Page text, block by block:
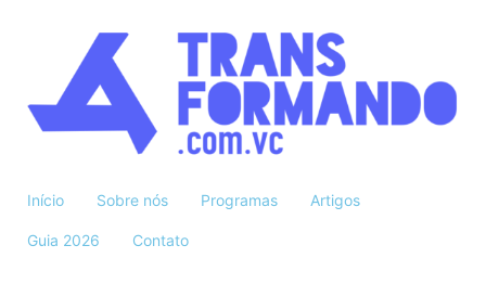
Início Sobre nós Programas Artigos
Guia 2026 Contato